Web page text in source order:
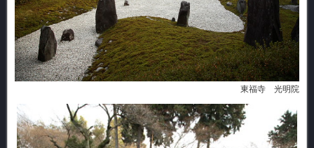
東福寺 光明院